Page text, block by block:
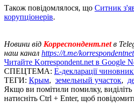
Також повідомлялося, що Ситник
корупціонерів.
Новини від Корреспондент.netв
наш канал https://t.me/korrespondentnet
Читайте Korrespondent.net в Google
СПЕЦТЕМА: Е-декларації
ТЕГИ: Крым, земельный участок,
Якщо ви помітили помилку, виділіть
натисніть Ctrl + Enter, щоб